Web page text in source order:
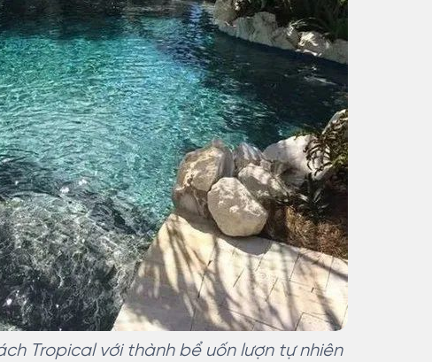
Tropical với thành bể uốn lượn tự nhiên